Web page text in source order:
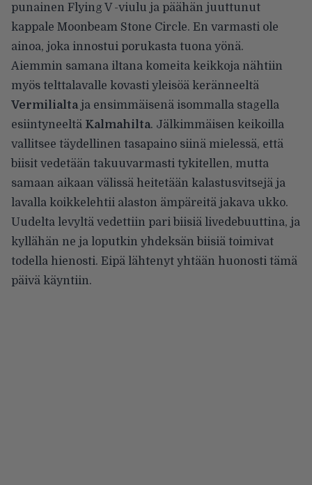
punainen Flying V -viulu ja päähän juuttunut
kappale Moonbeam Stone Circle. En varmasti ole
ainoa, joka innostui porukasta tuona yönä.
Aiemmin samana iltana komeita keikkoja nähtiin
myös telttalavalle kovasti yleisöä keränneeltä
Vermilialtaja ensimmäisenä isommalla stagella
esiintyneeltä Kalmahilta. Jälkimmäisen keikoilla
vallitsee täydellinen tasapaino siinä mielessä, että
biisit vedetään takuuvarmasti tykitellen, mutta
samaan aikaan välissä heitetään kalastusvitsejä ja
lavalla koikkelehtii alaston ämpäreitä jakava ukko.
Uudelta levyltä vedettiin pari biisiä livedebuuttina, ja
kyllähän ne ja loputkin yhdeksän biisiä toimivat
todella hienosti. Eipä lähtenyt yhtään huonosti tämä
päivä käyntiin.